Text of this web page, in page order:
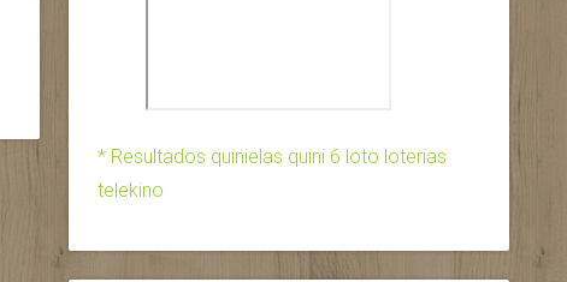
* Resultados quinielas quini 6 loto loterias
telekino